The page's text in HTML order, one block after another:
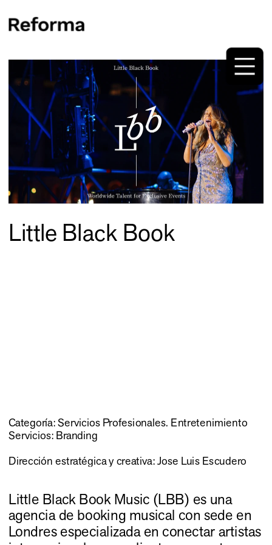
Little Black Book
Categoría: Servicios Profesionales. Entretenimiento
Servicios: Branding
Dirección estratégica y creativa: Jose Luis Escudero
Little Black Book Music (LBB) es una
agencia de booking musical con sede en
Londres especializada en conectar artistas